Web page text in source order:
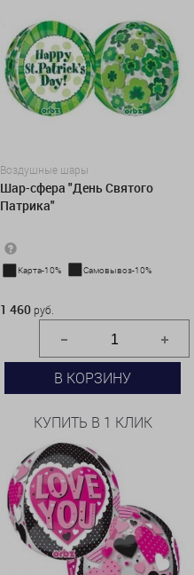
Воздушные шары
Шар-сфера "День Святого
Патрика"
Карта-10% Самовывоз-10%
1 460 руб.
В КОРЗИНУ
КУПИТЬ В 1 КЛИК